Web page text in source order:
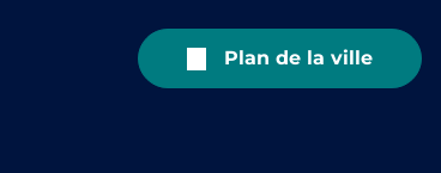
Plan de la ville